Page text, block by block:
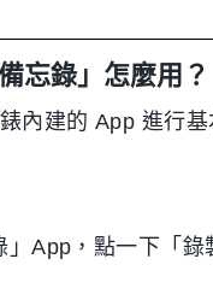
忘錄」怎麼用？
內建的 App 進行
App，點一下「